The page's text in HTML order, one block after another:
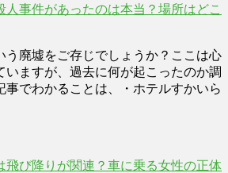
人事件があったのは本当？場所はどこ
う廃墟をご存じでしょうか？ここは心
いますが、過去に何が起こったのか調
事でわかることは、・ホテルすかいら
飛び降りが関連？車に乗る女性の正体